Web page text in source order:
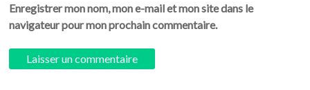
Enregistrer mon nom, mon e-mail et mon site dans le
navigateur pour mon prochain commentaire.